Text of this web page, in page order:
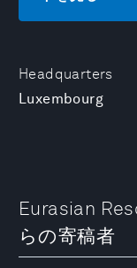
Headquarters
Luxembourg
Eurasian
らの寄稿者